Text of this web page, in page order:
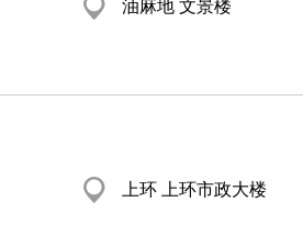
油麻地 文景楼
上环 上环市政大楼